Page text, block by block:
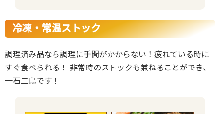
冷凍・常温ストック
調理済み品なら調理に手間がかからない！疲れている時に
すぐ食べられる！ 非常時のストックも兼ねることができ、
一石二鳥です！